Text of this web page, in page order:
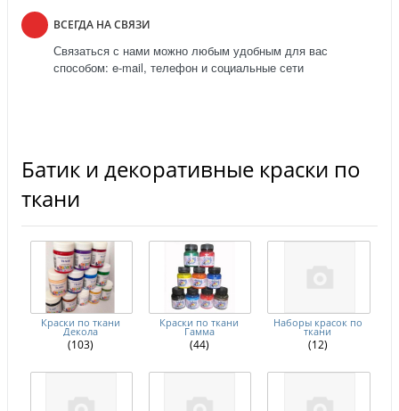
ВСЕГДА НА СВЯЗИ
Связаться с нами можно любым удобным для вас
способом: e-mail, телефон и социальные сети
Батик и декоративные краски по
ткани
Краски по ткани
Декола
(103)
Краски по ткани
Гамма
(44)
Наборы красок по
ткани
(12)